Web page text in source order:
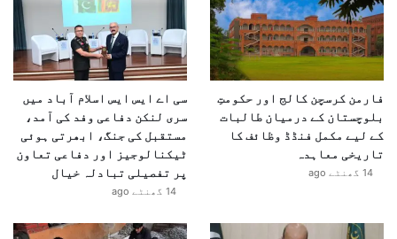
فارمن کرسچن کالج اور حکومتِ
بلوچستان کے درمیان طالبات
کے لیے مکمل فنڈڈ وظائف کا
تاریخی معاہدہ
14 گھنٹے ago
سی اے ایس ایس اسلام آباد میں
سری لنکن دفاعی وفد کی آمد،
مستقبل کی جنگ، ابھرتی ہوئی
ٹیکنالوجیز اور دفاعی تعاون
پر تفصیلی تبادلہ خیال
14 گھنٹے ago